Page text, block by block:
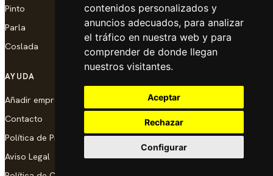
contenidos personalizados y
anuncios adecuados, para analizar
el tráfico en nuestra web y para
comprender de donde llegan
nuestros visitantes.
Aceptar
Rechazar
Configurar
Pinto
Parla
Coslada
AYUDA
Añadir empresa
Contacto
Política de Privacidad
Aviso Legal